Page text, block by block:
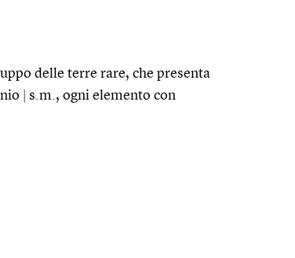
delle terre rare, che presenta
s.m., ogni elemento con